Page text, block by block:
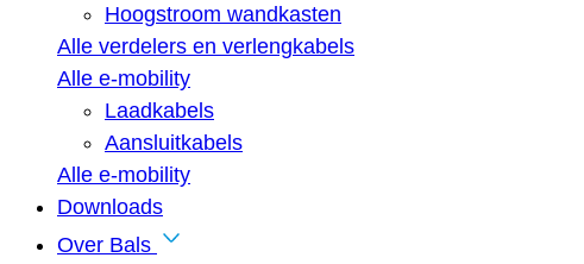
Hoogstroom wandkasten
Alle verdelers en verlengkabels
Alle e-mobility
Laadkabels
Aansluitkabels
Alle e-mobility
Downloads
Over Bals